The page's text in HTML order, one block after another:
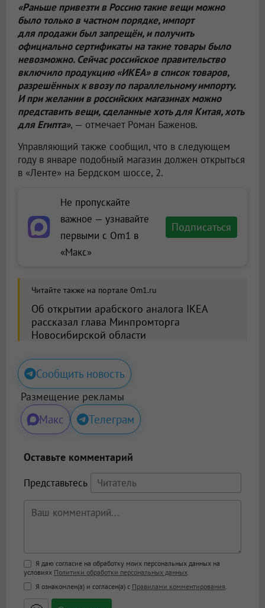
«Раньше привезти в Россию такие вещи можно
было только в частном порядке, импорт
для продажи был запрещён, и получить
официально сертификаты на такие товары было
невозможно. Сейчас российское правительство
включило продукцию «ИКЕА» в список товаров,
разрешённых к ввозу по параллельному импорту.
И при желании в российских магазинах можно
представить вещи, сделанные хоть для Китая, хоть
для Египта», — отмечает Роман Баженов.
Управляющий также сообщил, что в следующем
году в январе подобный магазин должен открыться
в «Ленте» на Бердском шоссе, 2.
Не пропускайте
важное — узнавайте
первыми с Om1 в
«Макс»
Подписаться
Читайте также на портале Om1.ru
Об открытии арабского аналога IKEA
рассказал глава Минпромторга
Новосибирской области
Сообщить новость
Размещение рекламы
Макс Телеграм
Оставьте комментарий
Представьтесь
Поддержка HTML
<b>, <strong>, <u>, <i>, <em>, <s>, <big>,
<small>, <sup>, <sub>, <pre>, <ul>, <ol>, <li>,
<blockquote>, <code> экранирует HTML,
Я даю согласие на обработку моих персональных данных на
условиях Политики обработки персональных данных
Я ознакомлен(а) и согласен(а) с Правилами комментирования